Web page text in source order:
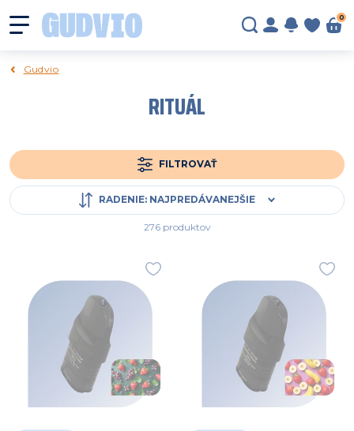
0
Gudvio
RITUÁL
FILTROVAŤ
RADENIE: NAJPREDÁVANEJŠIE
276 produktov